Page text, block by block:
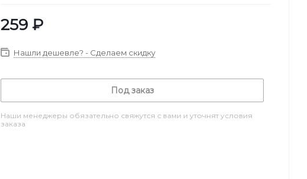
259 ₽
Нашли дешевле? - Сделаем скидку
Под заказ
Наши менеджеры обязательно свяжутся с вами и уточнят условия
заказа